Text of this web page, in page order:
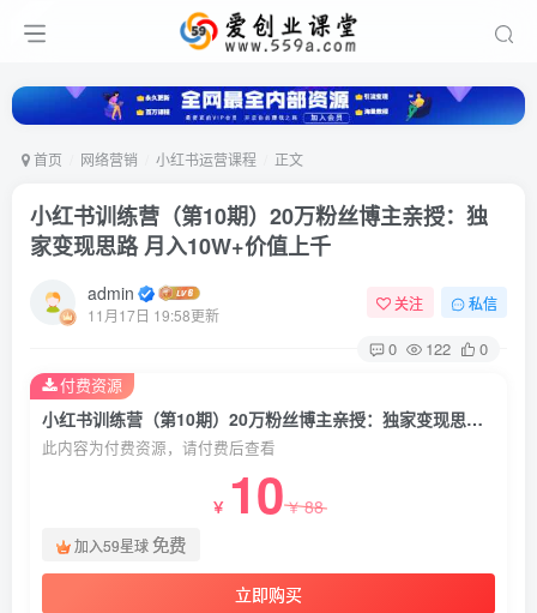
首页 网络营销 小红书运营课程 正文
小红书训练营（第10期）20万粉丝博主亲授：独
家变现思路 月入10W+价值上千
admin
11月17日 19:58更新
关注 私信
0 122 0
小红书训练营（第10期）20万粉丝博主亲授：独家变现思路 月入10W+价值上千
此内容为付费资源，请付费后查看
￥ 10￥88
加入59星球免费
立即购买
付费资源